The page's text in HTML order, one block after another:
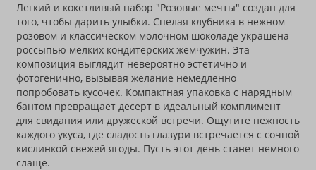
Легкий и кокетливый набор "Розовые мечты" создан для
того, чтобы дарить улыбки. Спелая клубника в нежном
розовом и классическом молочном шоколаде украшена
россыпью мелких кондитерских жемчужин. Эта
композиция выглядит невероятно эстетично и
фотогенично, вызывая желание немедленно
попробовать кусочек. Компактная упаковка с нарядным
бантом превращает десерт в идеальный комплимент
для свидания или дружеской встречи. Ощутите нежность
каждого укуса, где сладость глазури встречается с сочной
кислинкой свежей ягоды. Пусть этот день станет немного
слаще.